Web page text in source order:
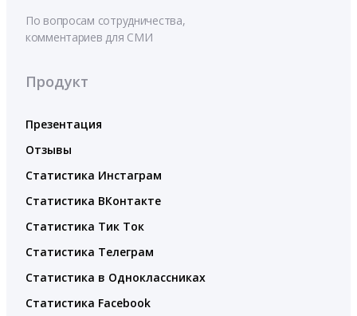
По вопросам сотрудничества,
комментариев для СМИ
Продукт
Презентация
Отзывы
Статистика Инстаграм
Статистика ВКонтакте
Статистика Тик Ток
Статистика Телеграм
Статистика в Одноклассниках
Статистика Facebook